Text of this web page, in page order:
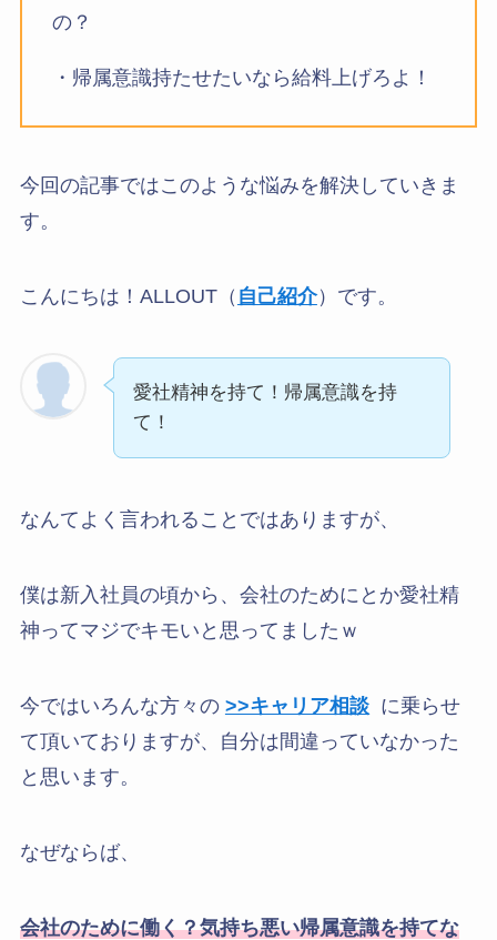
の？
・帰属意識持たせたいなら給料上げろよ！
今回の記事ではこのような悩みを解決していきま
す。
こんにちは！ALLOUT（ 自己紹介）です。
愛社精神を持て！帰属意識を持
て！
なんてよく言われることではありますが、
僕は新入社員の頃から、会社のためにとか愛社精
神ってマジでキモいと思ってましたｗ
今ではいろんな方々の >>キャリア相談に乗らせ
て頂いておりますが、自分は間違っていなかった
と思います。
なぜならば、
会社のために働く？気持ち悪い帰属意識を持てな